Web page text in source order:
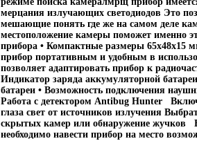
мерцания излучающих светодиодов Это
мешающие понять где же на самом деле
местоположение камеры поможет именно
прибора • Компактные размеры 65х48х15
прибор портативным и удобным в
позволяет адаптировать прибор к
Индикатор заряда аккумуляторной
батареи • Возможность подключения
Работа с детектором Antibug Hunter
глаза свет от источников излучения
скрытых камер или обнаружение жучков
необходимо навести прибор на место